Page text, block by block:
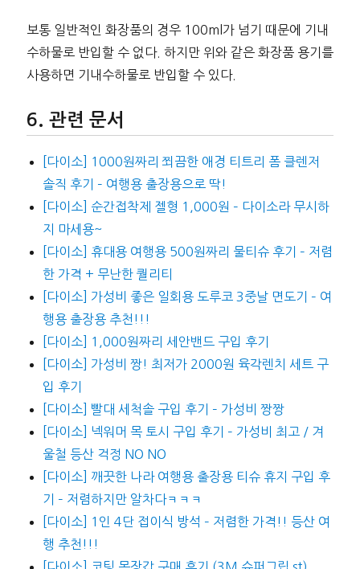
보통 일반적인 화장품의 경우 100ml가 넘기 때문에 기내
수하물로 반입할 수 없다. 하지만 위와 같은 화장품 용기를
사용하면 기내수하물로 반입할 수 있다.
관련 문서
[다이소] 1000원짜리 쬐끔한 애경 티트리 폼 클렌저
솔직 후기 – 여행용 출장용으로 딱!
[다이소] 순간접착제 젤형 1,000원 – 다이소라 무시하
지 마세용~
[다이소] 휴대용 여행용 500원짜리 물티슈 후기 – 저렴
한 가격 + 무난한 퀄리티
[다이소] 가성비 좋은 일회용 도루코 3중날 면도기 – 여
행용 출장용 추천!!!
[다이소] 1,000원짜리 세안밴드 구입 후기
[다이소] 가성비 짱! 최저가 2000원 육각렌치 세트 구
입 후기
[다이소] 빨대 세척솔 구입 후기 – 가성비 짱짱
[다이소] 넥워머 목 토시 구입 후기 – 가성비 최고 / 겨
울철 등산 걱정 NO NO
[다이소] 깨끗한 나라 여행용 출장용 티슈 휴지 구입 후
기 – 저렴하지만 알차다ㅋㅋㅋ
[다이소] 1인 4단 접이식 방석 – 저렴한 가격!! 등산 여
행 추천!!!